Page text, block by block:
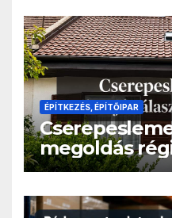
ÉPÍTKEZÉS, ÉPÍTŐIPAR
megoldás
épületekre